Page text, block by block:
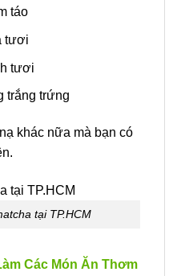
táo
tươi
tươi
trắng trứng
khác nữa mà bạn có
tại TP.HCM
Các Món Ăn Thơm